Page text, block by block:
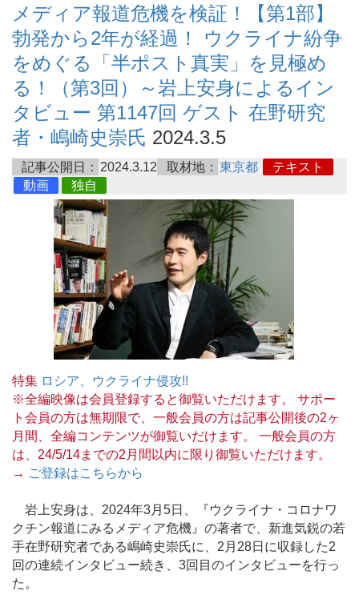
メディア報道危機を検証！【第1部】
勃発から2年が経過！ ウクライナ紛争
をめぐる「半ポスト真実」を見極め
る！（第3回）～岩上安身によるイン
タビュー 第1147回 ゲスト 在野研究
者・嶋崎史崇氏 2024.3.5
記事公開日： 2024.3.12 取材地： 東京都
テキスト
動画
独自
特集 ロシア、ウクライナ侵攻!!
※全編映像は会員登録すると御覧いただけます。 サポー
ト会員の方は無期限で、一般会員の方は記事公開後の2ヶ
月間、全編コンテンツが御覧いだけます。 一般会員の方
は、24/5/14までの2月間以内に限り御覧いただけます。
→ ご登録はこちらから
岩上安身は、2024年3月5日、『ウクライナ・コロナワ
クチン報道にみるメディア危機』の著者で、新進気鋭の若
手在野研究者である嶋崎史崇氏に、2月28日に収録した2
回の連続インタビュー続き、3回目のインタビューを行っ
た。